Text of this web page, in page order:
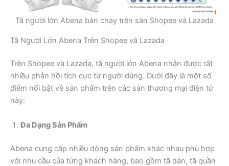
Tã người lớn Abena bán chạy trên sàn Shopee và Lazada
Tã Người Lớn Abena Trên Shopee và Lazada
Trên Shopee và Lazada, tã người lớn Abena nhận được rất
nhiều phản hồi tích cực từ người dùng. Dưới đây là một số
điểm nổi bật về sản phẩm trên các sàn thương mại điện tử
này:
Đa Dạng Sản Phẩm
Abena cung cấp nhiều dòng sản phẩm khác nhau phù hợp
với nhu cầu của từng khách hàng, bao gồm tã dán, tã quần